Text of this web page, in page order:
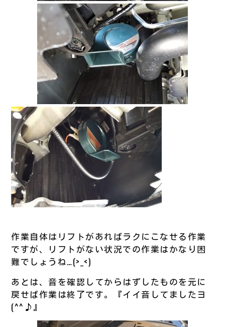
作業自体はリフトがあればラクにこなせる作業
ですが、リフトがない状況での作業はかなり困
難でしょうね…(>_<)
あとは、音を確認してからはずしたものを元に
戻せば作業は終了です。『イイ音してましたヨ
(^^♪』